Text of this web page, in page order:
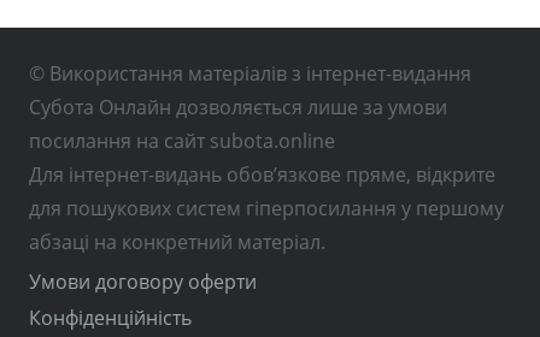
© Використання матеріалів з інтернет-видання
Субота Онлайн дозволяється лише за умови
посилання на сайт subota.online
Для інтернет-видань обов’язкове пряме, відкрите
для пошукових систем гіперпосилання у першому
абзаці на конкретний матеріал.
Умови договору оферти
Конфіденційність